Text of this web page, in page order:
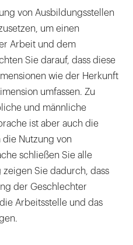
von Ausbildungsstellen
um einen
Arbeit und dem
Sie darauf, dass diese
wie der Herkunft
umfassen. Zu
und männliche
ist aber auch die
die Nutzung von
schließen Sie alle
Sie dadurch, dass
der Geschlechter
Arbeitsstelle und das